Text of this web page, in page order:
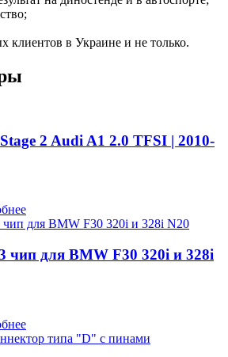
клиентов в Украине и не только.
2 Audi A1 2.0 TFSI | 2010-
чип для BMW F30 320i и 328i